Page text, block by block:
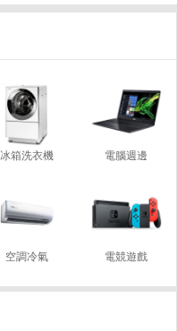
冰箱洗衣機 電腦週邊
空調冷氣 電競遊戲